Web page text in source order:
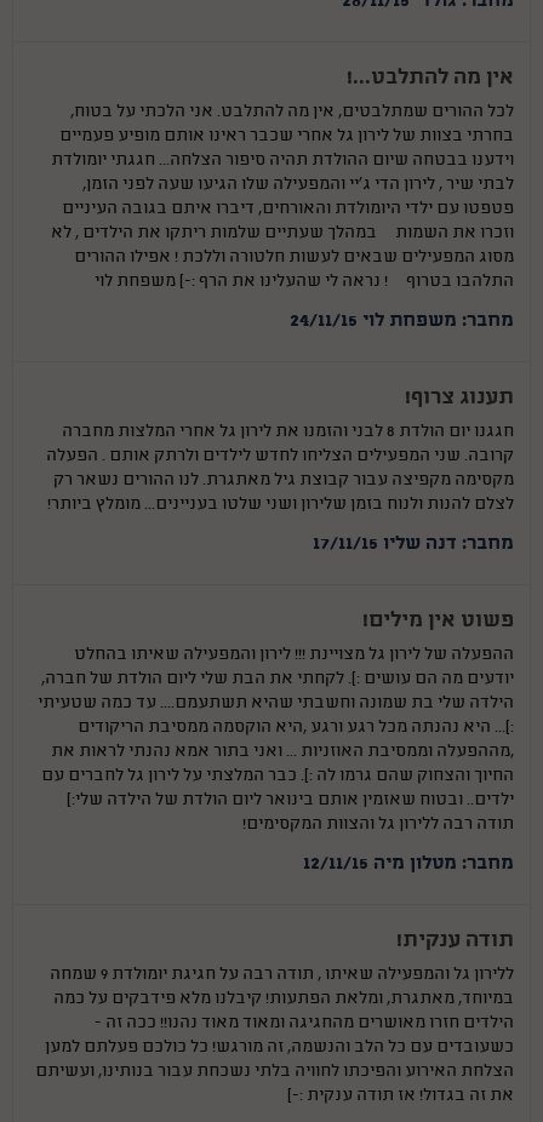
אין מה להתלבט...!
לכל ההורים שמתלבטים, אין מה להתלבט. אני הלכתי על בטוח,
בחרתי בצוות של לירון גל אחרי שכבר ראינו אותם מופיע פעמיים
וידענו בבטחה שיום ההולדת תהיה סיפור הצלחה... חגגתי יומולדת
לבתי שיר , לירון הדי ג'יי והמפעילה שלו הגיעו שעה לפני הזמן,
פטפטו עם ילדי היומולדת והאורחים, דיברו איתם בגובה העיניים
וזכרו את השמות… במהלך שעתיים שלמות ריתקו את הילדים , לא
מסוג המפעילים שבאים לעשות חלטורה וללכת ! אפילו ההורים
התלהבו בטרוף… ! נראה לי שהעלינו את הרף :-) משפחת לוי
מחבר: משפחת לוי 24/11/15
תענוג צרוף!
חגגנו יום הולדת 8 לבני והזמנו את לירון גל אחרי המלצות מחברה
קרובה. שני המפעילים הצליחו לחדש לילדים ולרתק אותם . הפעלה
מקסימה מקפיצה עבור קבוצת גיל מאתגרת. לנו ההורים נשאר רק
לצלם להנות ולנוח בזמן שלירון ושני שלטו בעניינים... מומלץ ביותר!
מחבר: דנה שליו 17/11/15
פשוט אין מילים!
ההפעלה של לירון גל מצויינת !!! לירון והמפעילה שאיתו בהחלט
יודעים מה הם עושים :). לקחתי את הבת שלי ליום הולדת של חברה,
הילדה שלי בת שמונה וחשבתי שהיא תשתעמם.... עד כמה שטעיתי
:)... היא נהנתה מכל רגע ורגע ,היא הוקסמה ממסיבת הריקודים
,מההפעלה וממסיבת האוזניות ... ואני בתור אמא נהנתי לראות את
החיוך והצחוק שהם גרמו לה :). כבר המלצתי על לירון גל לחברים עם
ילדים.. ובטוח שאזמין אותם בינואר ליום הולדת של הילדה שלי:)
תודה רבה ללירון גל והצוות המקסימים!‎
מחבר: מטלון מיה 12/11/15
תודה ענקית!
ללירון גל והמפעילה שאיתו , תודה רבה על חגיגת יומולדת 9 שמחה
במיוחד, מאתגרת, ומלאת הפתעות! קיבלנו מלא פידבקים על כמה
הילדים חזרו מאושרים מהחגיגה ומאוד מאוד נהנו!! ככה זה -
כשעובדים עם כל הלב והנשמה, זה מורגש! כל כולכם פעלתם למען
הצלחת האירוע והפיכתו לחוויה בלתי נשכחת עבור בנותינו, ועשיתם
את זה בגדול! אז תודה ענקית :-)